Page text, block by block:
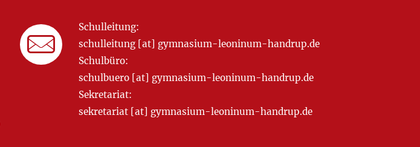
Schulleitung:
schulleitung [at] gymnasium-leoninum-handrup.de
Schulbüro:
schulbuero [at] gymnasium-leoninum-handrup.de
Sekretariat:
sekretariat [at] gymnasium-leoninum-handrup.de